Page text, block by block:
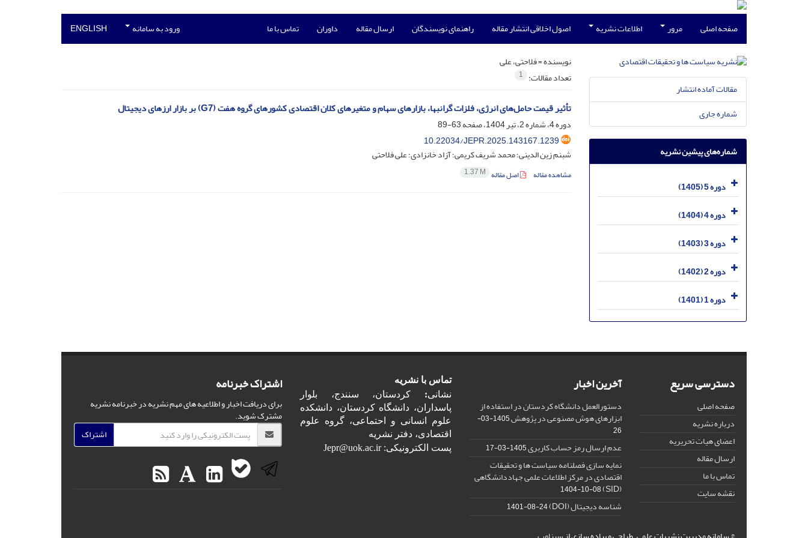
صفحه اصلی مرور اطلاعات نشریه اصول اخلاقی انتشار مقاله راهنمای نویسندگان ارسال مقاله داوران تماس با ما ورود به سامانه ENGLISH
نویسنده =فلاحتی، علی
تعداد مقالات: 1
تأثیر قیمت‌ حامل‌های انرژی، فلزات گرانبها، بازارهای سهام و متغیرهای کلان اقتصادی کشورهای گروه هفت (G7) بر بازار ارزهای دیجیتال
دوره 4، شماره 2، تیر 1404، صفحه
63-89
10.22034/JEPR.2025.143167.1239
شبنم زین الدینی؛ محمد شریف کریمی؛ آزاد خانزادی؛ علی فلاحتی
مشاهده مقاله اصل مقاله 1.37 M
مقالات آماده انتشار
شماره جاری
شماره‌های پیشین نشریه
دوره 5 (1405)
دوره 4 (1404)
دوره 3 (1403)
دوره 2 (1402)
دوره 1 (1401)
دسترسی سریع
صفحه اصلی
درباره نشریه
اعضای هیات تحریریه
ارسال مقاله
تماس با ما
نقشه سایت
آخرین اخبار
دستورالعمل دانشگاه کردستان در استفاده از
ابزارهای هوش مصنوعی در پژوهش
1405-03-
26
عدم ارسال رمز حساب کاربری1405-03-17
نمایه سازی فصلنامه سیاست ها و تحقیقات
اقتصادی در مرکز اطلاعات علمی جهاددانشگاهی
(SID)
1404-10-08
شناسه دیجیتال (DOI) 1401-08-24
تماس با نشریه
نشانی: کردستان، سنندج، بلوار
پاسداران، دانشگاه کردستان، دانشکده
علوم انسانی و احتماعی، گروه علوم
اقتصادی، دفتر نشریه
پست الکترونیکی: Jepr@uok.ac.ir
اشتراک خبرنامه
برای دریافت اخبار و اطلاعیه های مهم نشریه در خبرنامه نشریه
مشترک شوید.
اشتراک